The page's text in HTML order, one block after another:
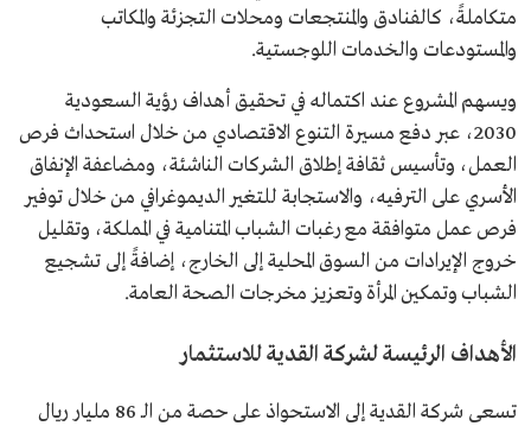
متكاملةً، كالفنادق والمنتجعات ومحلات التجزئة والمكاتب
والمستودعات والخدمات اللوجستية.
ويسهم المشروع عند اكتماله في تحقيق أهداف رؤية السعودية
2030، عبر دفع مسيرة التنوع الاقتصادي من خلال استحداث فرص
العمل، وتأسيس ثقافة إطلاق الشركات الناشئة، ومضاعفة الإنفاق
الأسري على الترفيه، والاستجابة للتغير الديموغرافي من خلال توفير
فرص عمل متوافقة مع رغبات الشباب المتنامية في المملكة، وتقليل
خروج الإيرادات من السوق المحلية إلى الخارج، إضافةً إلى تشجيع
الشباب وتمكين المرأة وتعزيز مخرجات الصحة العامة.
الأهداف الرئيسة لشركة القدية للاستثمار
تسعى شركة القدية إلى الاستحواذ على حصة من الـ 86 مليار ريال